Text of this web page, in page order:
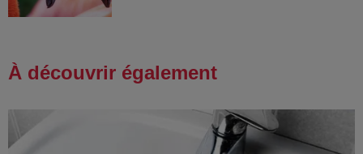
À découvrir également